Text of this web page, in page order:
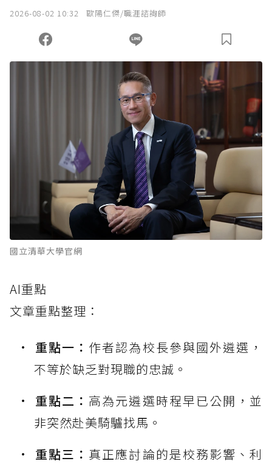
2026-08-02 10:32 歐陽仁傑/職涯諮詢師
國立清華大學官網
AI重點
文章重點整理：
重點一： 作者認為校長參與國外遴選，
不等於缺乏對現職的忠誠。
重點二： 高為元遴選時程早已公開，並
非突然赴美騎驢找馬。
重點三： 真正應討論的是校務影響、利